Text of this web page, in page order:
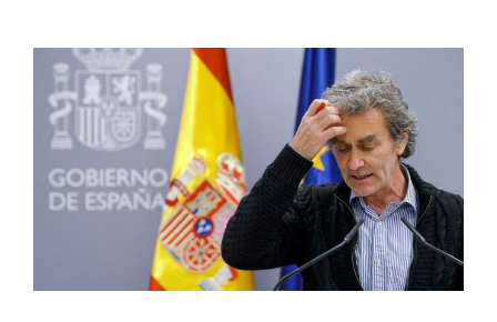
Ver
imagen
más
grande